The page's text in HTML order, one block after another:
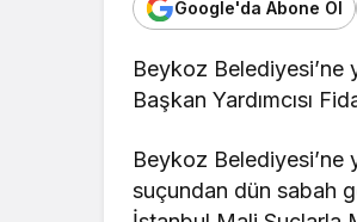
Google'da Abone Ol
Beykoz Belediyesi’ne
Başkan Yardımcısı
Beykoz Belediyesi’ne
suçundan dün sabah